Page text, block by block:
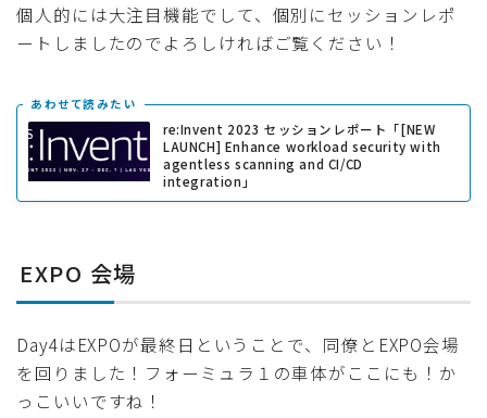
個人的には大注目機能でして、個別にセッションレポ
ートしましたのでよろしければご覧ください！
あわせて読みたい
re:Invent 2023 セッションレポート「[NEW
LAUNCH] Enhance workload security with
agentless scanning and CI/CD
integration」
EXPO 会場
Day4はEXPOが最終日ということで、同僚とEXPO会場
を回りました！フォーミュラ１の車体がここにも！か
っこいいですね！